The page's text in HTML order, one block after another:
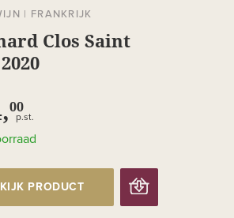
| FRANKRIJK
Clos Saint
00
p.st.
PRODUCT